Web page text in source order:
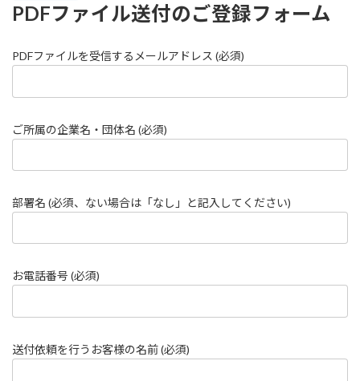
PDFファイル送付のご登録フォーム
PDFファイルを受信するメールアドレス (必須)
ご所属の企業名・団体名 (必須)
部署名 (必須、ない場合は「なし」と記入してください)
お電話番号 (必須)
送付依頼を行うお客様の名前 (必須)